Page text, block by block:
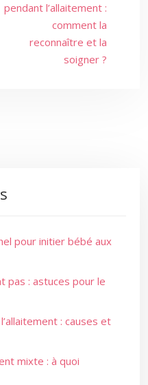
pendant l’allaitement :
comment la
reconnaître et la
soigner ?
pour initier bébé aux
pas : astuces pour le
: causes et
mixte : à quoi